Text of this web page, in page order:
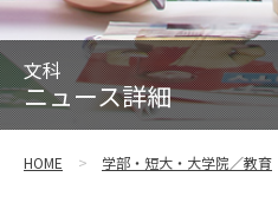
文科
ニュース詳細
HOME 学部・短大・大学院／教育